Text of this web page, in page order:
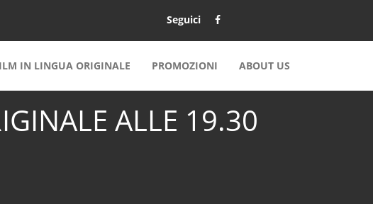
Seguici
IN LINGUA ORIGINALE PROMOZIONI ABOUT US
ALLE 19.30